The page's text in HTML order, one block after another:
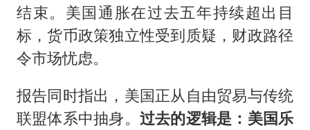
结束。美国通胀在过去五年持续超出目
标，货币政策独立性受到质疑，财政路径
令市场忧虑。
报告同时指出，美国正从自由贸易与传统
联盟体系中抽身。 过去的逻辑是：美国乐